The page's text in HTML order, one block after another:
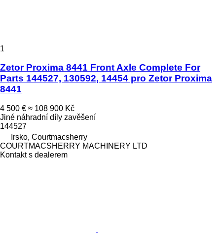
1
Zetor Proxima 8441 Front Axle Complete For
Parts 144527, 130592, 14454 pro Zetor Proxima
8441
4 500 € ≈ 108 900 Kč
Jiné náhradní díly zavěšení
144527
Irsko, Courtmacsherry
COURTMACSHERRY MACHINERY LTD
Kontakt s dealerem